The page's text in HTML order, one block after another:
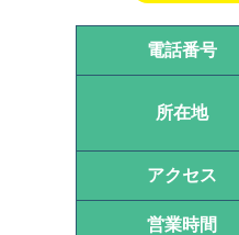
電話番号
所在地
アクセス
営業時間